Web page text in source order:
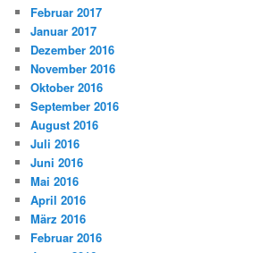
Februar 2017
Januar 2017
Dezember 2016
November 2016
Oktober 2016
September 2016
August 2016
Juli 2016
Juni 2016
Mai 2016
April 2016
März 2016
Februar 2016